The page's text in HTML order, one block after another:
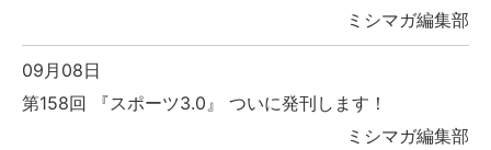
ミシマガ編集部
09月08日
第158回 『スポーツ3.0』 ついに発刊します！
ミシマガ編集部